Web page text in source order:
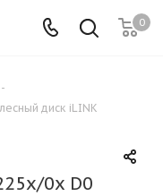
0
-
диск iLINK
0x D0